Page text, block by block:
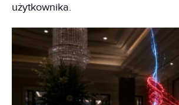
użytkownika.